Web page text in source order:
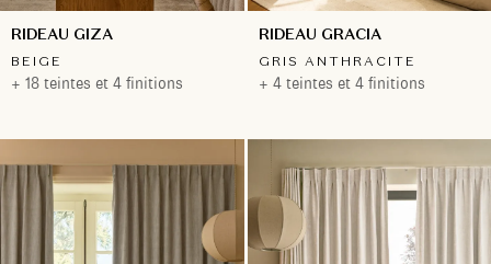
RIDEAU GIZA
BEIGE
+ 18 teintes et 4 finitions
RIDEAU GRACIA
GRIS ANTHRACITE
+ 4 teintes et 4 finitions